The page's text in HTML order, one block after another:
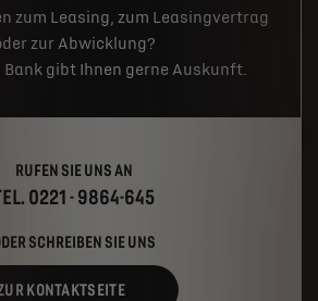
zum Leasing, zum Leasingvertrag
zur Abwicklung?
gibt Ihnen gerne Auskunft.
RUFEN SIE UNS AN
0221 - 9864-645
SCHREIBEN SIE UNS
KONTAKTSEITE